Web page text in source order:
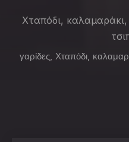
Χταπόδι, καλαμαράκι,
γαρίδες, Χταπόδι,